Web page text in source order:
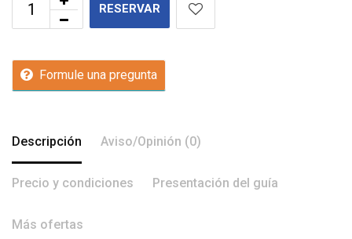
RESERVAR
Formule una pregunta
Descripción Aviso/Opinión (0)
Precio y condiciones Presentación del guía
Más ofertas